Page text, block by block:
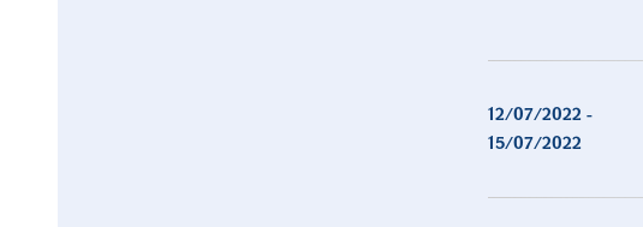
12/07/2022 -
15/07/2022